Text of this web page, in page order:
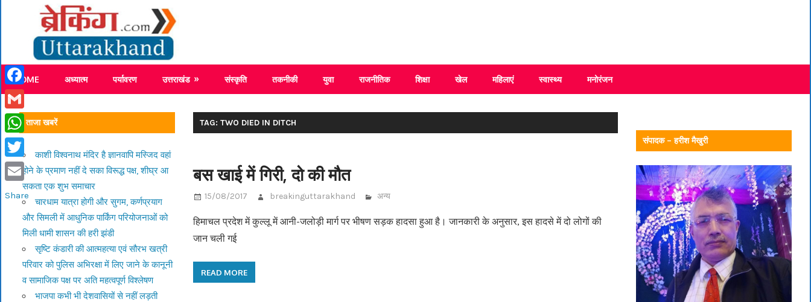
content
Breaking News Uttarakhand
HOME अध्यात्म पर्यावरण उत्तराखंड संस्कृति तकनीकी युवा राजनीतिक शिक्षा खेल महिलाएं स्वास्थ्य मनोरंजन
TAG: TWO DIED IN DITCH
बस खाई में गिरी, दो की मौत
15/08/2017 breakinguttarakhand अन्य
हिमाचल प्रदेश में कुल्लू में आनी-जलोड़ी मार्ग पर भीषण सड़क हादसा हुआ है। जानकारी के अनुसार, इस हादसे में दो लोगों की
जान चली गई
READ MORE
ताजा खबरें
काशी विश्वनाथ मंदिर है ज्ञानवापि मस्जिद वहां
होने के प्रमाण नहीं दे सका विरूद्ध पक्ष, शीघ्र आ
सकता एक शुभ समाचार
चारधाम यात्रा होगी और सुगम, कर्णप्रयाग
और सिमली में आधुनिक पार्किंग परियोजनाओं को
मिली धामी शासन की हरी झंडी
सृष्टि कंडारी की आत्महत्या एवं सौरभ खत्री
परिवार को पुलिस अभिरक्षा में लिए जाने के कानूनी
व सामाजिक पक्ष पर अति महत्वपूर्ण विश्लेषण
भाजपा कभी भी देशवासियों से नहीं लड़ती
संपादक – हरीश मैखुरी
Facebook
Gmail
WhatsApp
Twitter
Email
Share